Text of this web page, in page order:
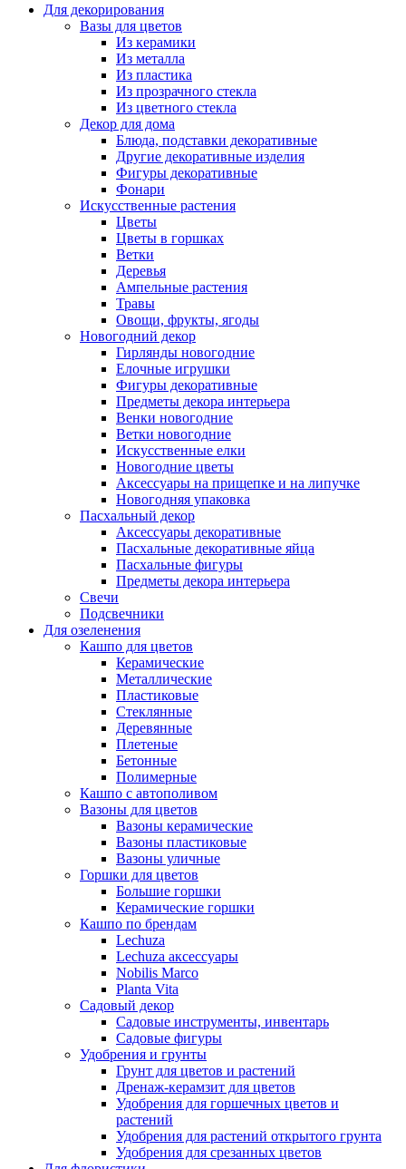
Для декорирования
Вазы для цветов
Из керамики
Из металла
Из пластика
Из прозрачного стекла
Из цветного стекла
Декор для дома
Блюда, подставки декоративные
Другие декоративные изделия
Фигуры декоративные
Фонари
Искусственные растения
Цветы
Цветы в горшках
Ветки
Деревья
Ампельные растения
Травы
Овощи, фрукты, ягоды
Новогодний декор
Гирлянды новогодние
Елочные игрушки
Фигуры декоративные
Предметы декора интерьера
Венки новогодние
Ветки новогодние
Искусственные елки
Новогодние цветы
Аксессуары на прищепке и на липучке
Новогодняя упаковка
Пасхальный декор
Аксессуары декоративные
Пасхальные декоративные яйца
Пасхальные фигуры
Предметы декора интерьера
Свечи
Подсвечники
Для озеленения
Кашпо для цветов
Керамические
Металлические
Пластиковые
Стеклянные
Деревянные
Плетеные
Бетонные
Полимерные
Кашпо с автополивом
Вазоны для цветов
Вазоны керамические
Вазоны пластиковые
Вазоны уличные
Горшки для цветов
Большие горшки
Керамические горшки
Кашпо по брендам
Lechuza
Lechuza аксессуары
Nobilis Marco
Planta Vita
Садовый декор
Садовые инструменты, инвентарь
Садовые фигуры
Удобрения и грунты
Грунт для цветов и растений
Дренаж-керамзит для цветов
Удобрения для горшечных цветов и
растений
Удобрения для растений открытого грунта
Удобрения для срезанных цветов